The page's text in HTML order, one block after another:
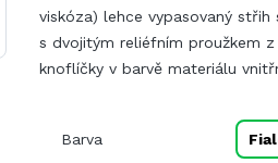
viskóza) lehce vypasovaný
s dvojitým reliéfním proužkem
knoflíčky v barvě materiálu
Barva